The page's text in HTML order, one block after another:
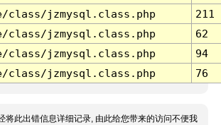
class/jzmysql.class.php
211
class/jzmysql.class.php
62
class/jzmysql.class.php
94
class/jzmysql.class.php 76
将此出错信息详细记录, 由此给您带来的访问不便我